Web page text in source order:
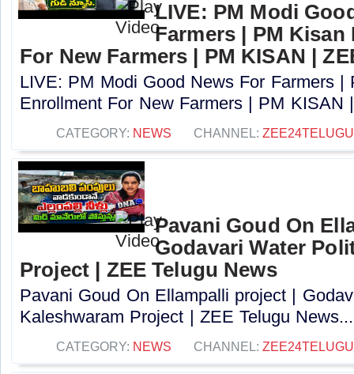
LIVE: PM Modi
Farmers | PM
For New Farmers | PM KISAN |
LIVE: PM Modi Good News For Farmers |
Enrollment For New Farmers | PM KISAN
CATEGORY: NEWS CHANNEL:
Pavani Goud On
Godavari Water
Project | ZEE Telugu News
Pavani Goud On Ellampalli project |
Kaleshwaram Project | ZEE Telugu
CATEGORY: NEWS CHANNEL: